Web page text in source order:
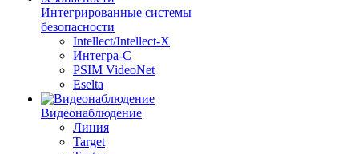
Интегрированные системы
безопасности
Intellect/Intellect-X
Интегра-С
PSIM VideoNet
Eselta
Видеонаблюдение
Линия
Target